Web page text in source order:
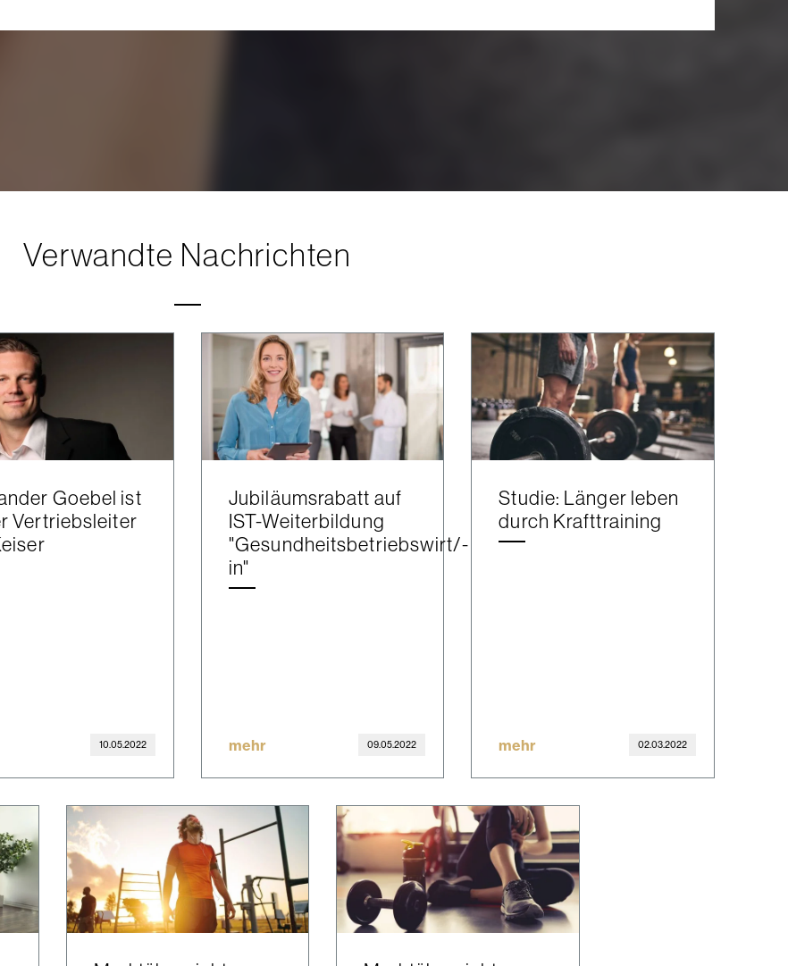
Verwandte Nachrichten
Goebel ist
Vertriebsleiter
10.05.2022
Jubiläumsrabatt auf
IST-Weiterbildung
"Gesundheitsbetriebswirt/-
in"
mehr 09.05.2022
Studie: Länger leben
durch Krafttraining
mehr 02.03.2022